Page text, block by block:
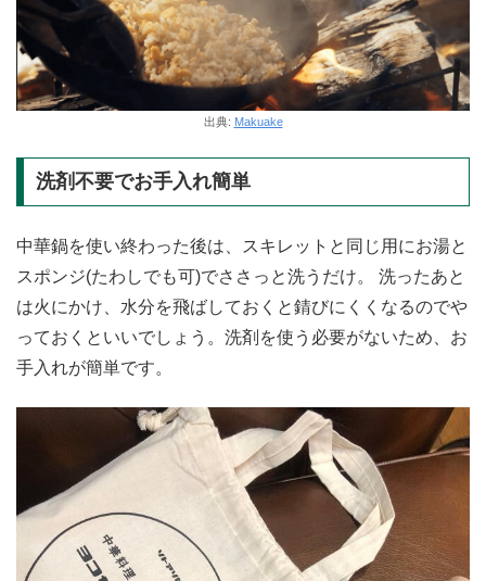
出典: Makuake
洗剤不要でお手入れ簡単
中華鍋を使い終わった後は、スキレットと同じ用にお湯と
スポンジ(たわしでも可)でささっと洗うだけ。 洗ったあと
は火にかけ、水分を飛ばしておくと錆びにくくなるのでや
っておくといいでしょう。洗剤を使う必要がないため、お
手入れが簡単です。